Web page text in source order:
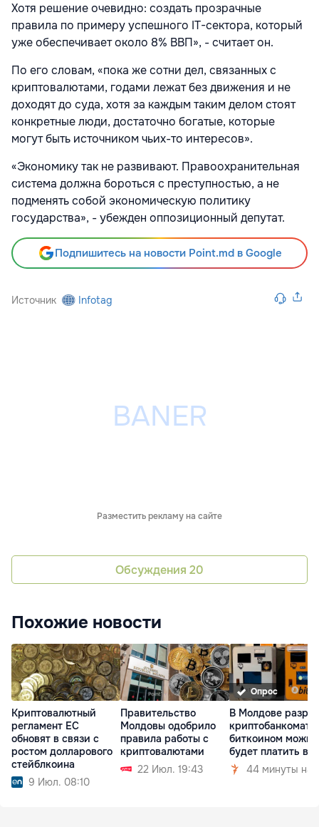
Хотя решение очевидно: создать прозрачные
правила по примеру успешного IT-сектора, который
уже обеспечивает около 8% ВВП», - считает он.
По его словам, «пока же сотни дел, связанных с
криптовалютами, годами лежат без движения и не
доходят до суда, хотя за каждым таким делом стоят
конкретные люди, достаточно богатые, которые
могут быть источником чьих-то интересов».
«Экономику так не развивают. Правоохранительная
система должна бороться с преступностью, а не
подменять собой экономическую политику
государства», - убежден оппозиционный депутат.
Подпишитесь на новости Point.md в Google
Источник Infotag
Разместить рекламу на сайте
Обсуждения 20
Похожие новости
Криптовалютный
регламент ЕС
обновят в связи с
ростом долларового
стейблкоина
9 Июл. 08:10
Правительство
Молдовы одобрило
правила работы с
криптовалютами
22 Июл. 19:43
Опрос
В Молдове
биткоином можно
будет платить в
44 минуты